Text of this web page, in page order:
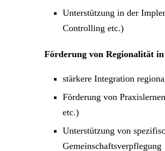
Unterstützung in der
Controlling etc.)
Förderung von Regionalität
stärkere Integration
Förderung von
etc.)
Unterstützung von
Gemeinschaftsverpflegung